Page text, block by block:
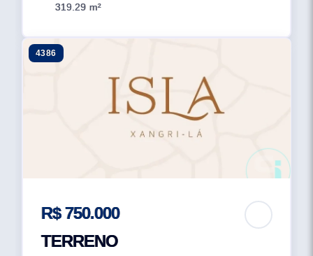
319.29 m²
4386
R$ 750.000
TERRENO